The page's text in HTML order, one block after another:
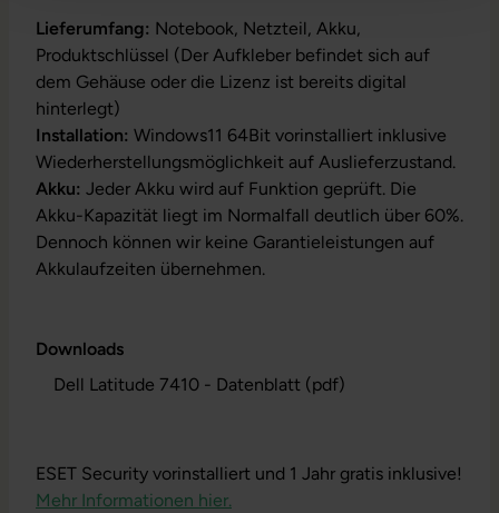
Lieferumfang: Notebook, Netzteil, Akku,
Produktschlüssel (Der Aufkleber befindet sich auf
dem Gehäuse oder die Lizenz ist bereits digital
hinterlegt)
Installation: Windows11 64Bit vorinstalliert inklusive
Wiederherstellungsmöglichkeit auf Auslieferzustand.
Akku: Jeder Akku wird auf Funktion geprüft. Die
Akku-Kapazität liegt im Normalfall deutlich über 60%.
Dennoch können wir keine Garantieleistungen auf
Akkulaufzeiten übernehmen.
Downloads
Dell Latitude 7410 - Datenblatt (pdf)
ESET Security vorinstalliert und 1 Jahr gratis inklusive!
Mehr Informationen hier.